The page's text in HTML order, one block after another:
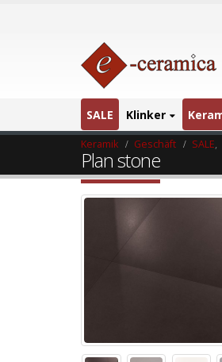
SALE Klinker
Keramik Geschäft SALE,
Plan stone